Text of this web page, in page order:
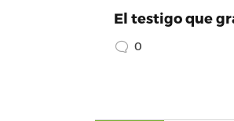
El testigo que
0